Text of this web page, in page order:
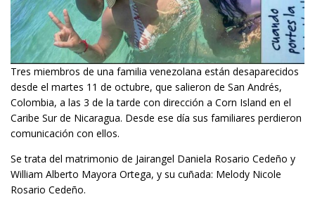
Tres miembros de una familia venezolana están desaparecidos
desde el martes 11 de octubre, que salieron de San Andrés,
Colombia, a las 3 de la tarde con dirección a Corn Island en el
Caribe Sur de Nicaragua. Desde ese día sus familiares perdieron
comunicación con ellos.
Se trata del matrimonio de Jairangel Daniela Rosario Cedeño y
William Alberto Mayora Ortega, y su cuñada: Melody Nicole
Rosario Cedeño.